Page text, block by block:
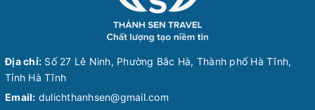
Địa chỉ: Số 27 Lê Ninh, Phường Bắc Hà, Thành phố Hà Tĩnh,
Tỉnh Hà Tĩnh
Email: dulichthanhsen@gmail.com